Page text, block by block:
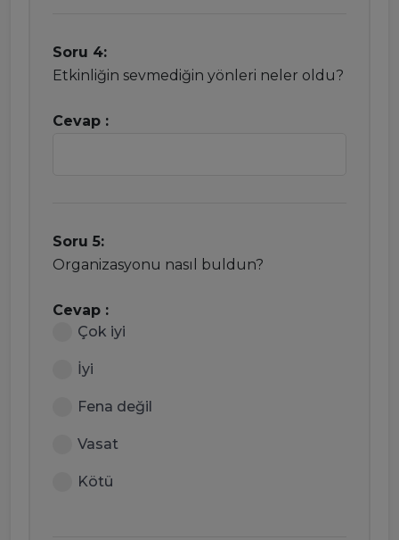
Soru 4:
Etkinliğin sevmediğin yönleri neler oldu?
Cevap :
Soru 5:
Organizasyonu nasıl buldun?
Cevap :
Çok iyi
İyi
Fena değil
Vasat
Kötü